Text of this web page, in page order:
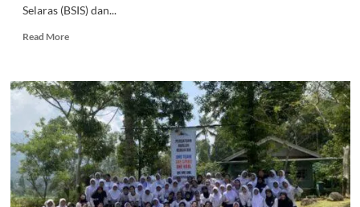
Selaras (BSIS) dan...
Read More